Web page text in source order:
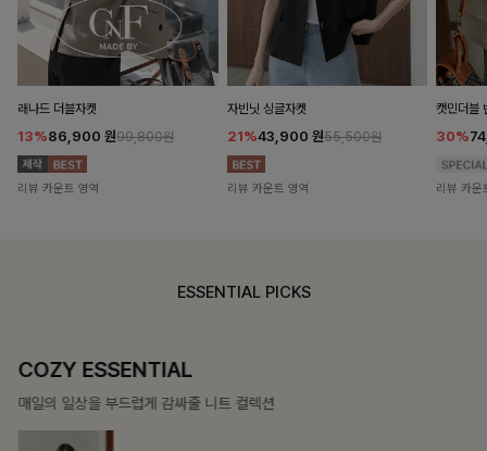
래나드 더블자켓
13%86,900 원99,800원
리뷰 카운트 영역
자빈닛 싱글자켓
21%43,900 원55,500원
리뷰 카운트 영역
캣민더블
30%
리뷰 카운
ESSENTIAL PICKS
COZY ESSENTIAL
매일의 일상을 부드럽게 감싸줄 니트 컬렉션